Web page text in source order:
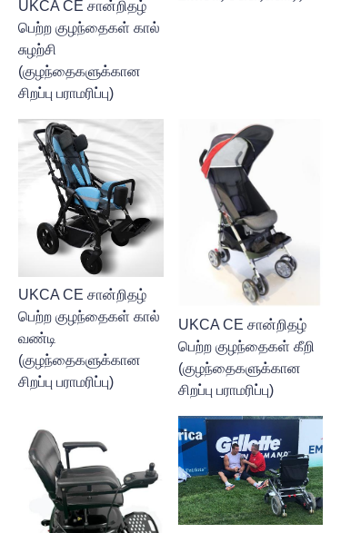
UKCA CE சான்றிதழ்
பெற்ற குழந்தைகள் கால்
சுழற்சி
(குழந்தைகளுக்கான
சிறப்பு பராமரிப்பு)
UKCA CE சான்றிதழ்
பெற்ற குழந்தைகள் கால்
வண்டி
(குழந்தைகளுக்கான
சிறப்பு பராமரிப்பு)
UKCA CE சான்றிதழ்
பெற்ற குழந்தைகள் கீறி
(குழந்தைகளுக்கான
சிறப்பு பராமரிப்பு)